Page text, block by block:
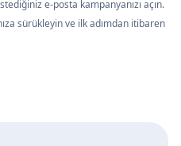
e-posta kampanyanızı açın.
sürükleyin ve ilk adımdan itibaren